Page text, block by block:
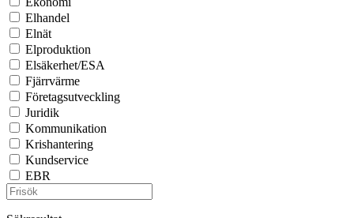
Elhandel
Elnät
Elproduktion
Elsäkerhet/ESA
Fjärrvärme
Företagsutveckling
Juridik
Kommunikation
Krishantering
Kundservice
EBR